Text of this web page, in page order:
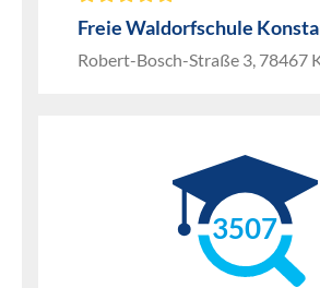
Freie Waldorfschule
Robert-Bosch-Straße 3, 78467
3507